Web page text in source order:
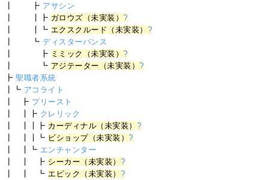
┃ ┣ アサシン
┃ ┃┣ ガロウズ（未実装）?
┃ ┃┗ エクスクルード（未実装） ?
┃ ┗ディスターバンス
┃ ┣ ミミック（未実装）?
┃ ┗ アジテーター（未実装）?
┣聖職者系統
┃┗ アコライト
┃ ┣ プリースト
┃ ┃┣ クレリック
┃ ┃┃┣ カーディナル（未実装） ?
┃ ┃┃┗ ビショップ（未実装）?
┃ ┃┗ エンチャンター
┃ ┃ ┣ シーカー（未実装） ?
┃ ┃ ┗ エピック（未実装） ?